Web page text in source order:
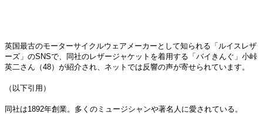
英国最古のモーターサイクルウェアメーカーとして知られる「ルイスレザ
ーズ」のSNSで、同社のレザージャケットを着用する「バイきんぐ」小峠
英二さん（48）が紹介され、ネットでは反響の声が寄せられています。
（以下引用）
同社は1892年創業。多くのミュージシャンや著名人に愛されている。